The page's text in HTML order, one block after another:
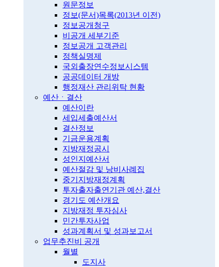
원문정보
정보(문서)목록(2013년 이전)
정보공개청구
비공개 세부기준
정보공개 고객관리
정책실명제
국외출장연수정보시스템
공공데이터 개방
행정재산 관리위탁 현황
예산ㆍ결산
예산이란
세입세출예산서
결산정보
기금운용계획
지방재정공시
성인지예산서
예산절감 및 낭비사례집
중기지방재정계획
투자출자출연기관 예산,결산
경기도 예산개요
지방재정 투자심사
민간투자사업
성과계획서 및 성과보고서
업무추진비 공개
월별
도지사